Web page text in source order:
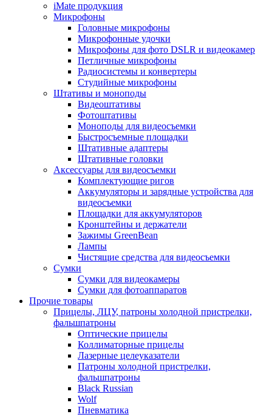
iMate продукция
Микрофоны
Головные микрофоны
Микрофонные удочки
Микрофоны для фото DSLR и видеокамер
Петличные микрофоны
Радиосистемы и конвертеры
Студийные микрофоны
Штативы и моноподы
Видеоштативы
Фотоштативы
Моноподы для видеосъемки
Быстросъемные площадки
Штативные адаптеры
Штативные головки
Аксессуары для видеосъемки
Комплектующие ригов
Аккумуляторы и зарядные устройства для
видеосъемки
Площадки для аккумуляторов
Кронштейны и держатели
Зажимы GreenBean
Лампы
Чистящие средства для видеосъемки
Сумки
Сумки для видеокамеры
Сумки для фотоаппаратов
Прочие товары
Прицелы, ЛЦУ, патроны холодной пристрелки,
фальшпатроны
Оптические прицелы
Коллиматорные прицелы
Лазерные целеуказатели
Патроны холодной пристрелки,
фальшпатроны
Black Russian
Wolf
Пневматика